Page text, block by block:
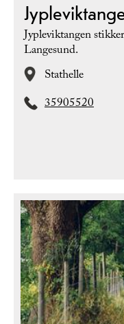
Jypleviktangen
Langesund.
Stathelle
35905520